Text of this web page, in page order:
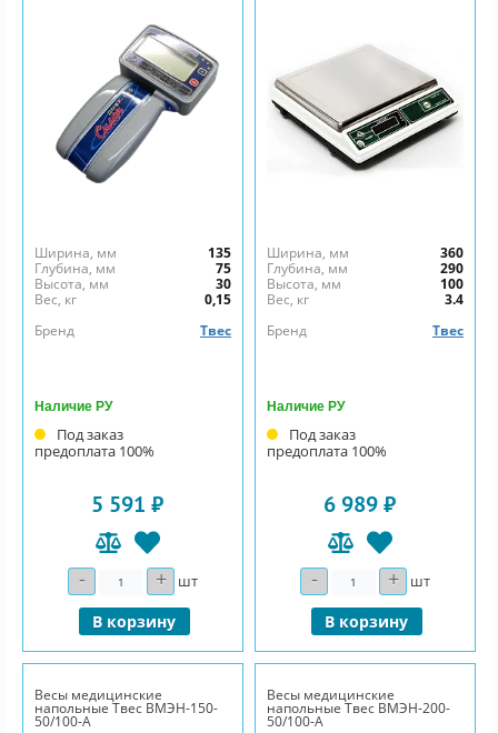
Ширина, мм
135
Глубина, мм
75
Высота, мм
30
Вес, кг
0,15
Бренд
Твес
Наличие РУ
Под заказ
предоплата 100%
5 591 ₽
- Количество+ шт
В корзину
Ширина, мм
360
Глубина, мм
290
Высота, мм
100
Вес, кг
3.4
Бренд
Твес
Наличие РУ
Под заказ
предоплата 100%
6 989 ₽
- Количество+ шт
В корзину
Весы медицинские
напольные Твес ВМЭН-150-
50/100-А
Весы медицинские
напольные Твес ВМЭН-200-
50/100-А